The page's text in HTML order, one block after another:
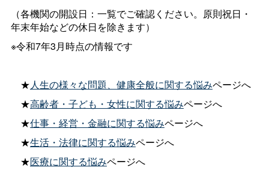
（各機関の開設日：一覧でご確認ください。原則祝日・
年末年始などの休日を除きます）
※令和7年3月時点の情報です
★人生の様々な問題、健康全般に関する悩みページへ
★高齢者・子ども・女性に関する悩みページへ
★仕事・経営・金融に関する悩みページへ
★生活・法律に関する悩みページへ
★医療に関する悩みページへ